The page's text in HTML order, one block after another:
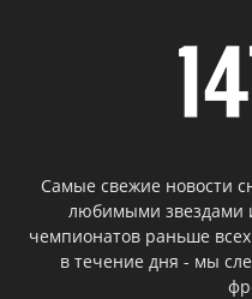
Самые свежие новости
любимыми звездами
чемпионатов раньше
в течение дня - мы